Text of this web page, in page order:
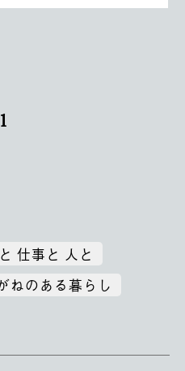
1
仕事と 人と
ねのある暮らし